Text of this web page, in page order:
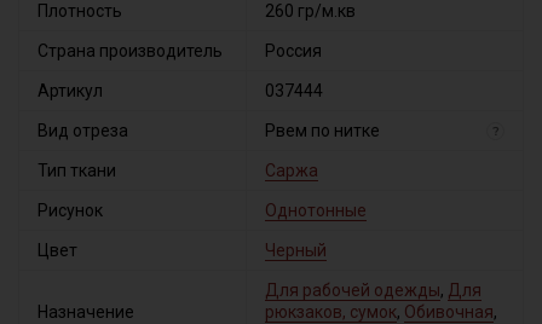
Плотность 260 гр/м.кв
Страна производитель Россия
Артикул 037444
Вид отреза Рвем по нитке ?
Тип ткани Саржа
Рисунок Однотонные
Цвет Черный
Назначение
Для рабочей одежды, Для
рюкзаков, сумок, Обивочная,